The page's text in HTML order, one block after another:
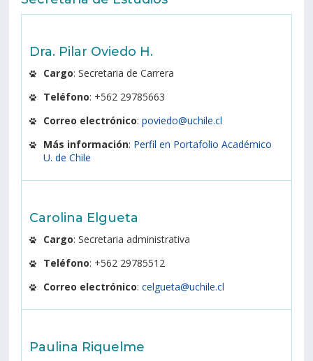
Dra. Pilar Oviedo H.
Cargo: Secretaria de Carrera
Teléfono: +562 29785663
Correo electrónico: poviedo@uchile.cl
Más información: Perfil en Portafolio Académico
U. de Chile
Carolina Elgueta
Cargo: Secretaria administrativa
Teléfono: +562 29785512
Correo electrónico: celgueta@uchile.cl
Paulina Riquelme